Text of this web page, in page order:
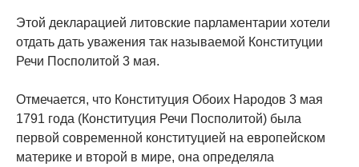
Этой декларацией литовские парламентарии хотели
отдать дать уважения так называемой Конституции
Речи Посполитой 3 мая.
Отмечается, что Конституция Обоих Народов 3 мая
1791 года (Конституция Речи Посполитой) была
первой современной конституцией на европейском
материке и второй в мире, она определяла